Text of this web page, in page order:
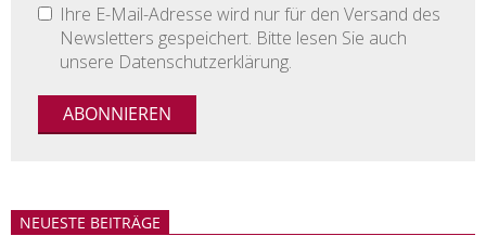
Ihre E-Mail-Adresse wird nur für den Versand des
Newsletters gespeichert. Bitte lesen Sie auch
unsere Datenschutzerklärung.
NEUESTE BEITRÄGE